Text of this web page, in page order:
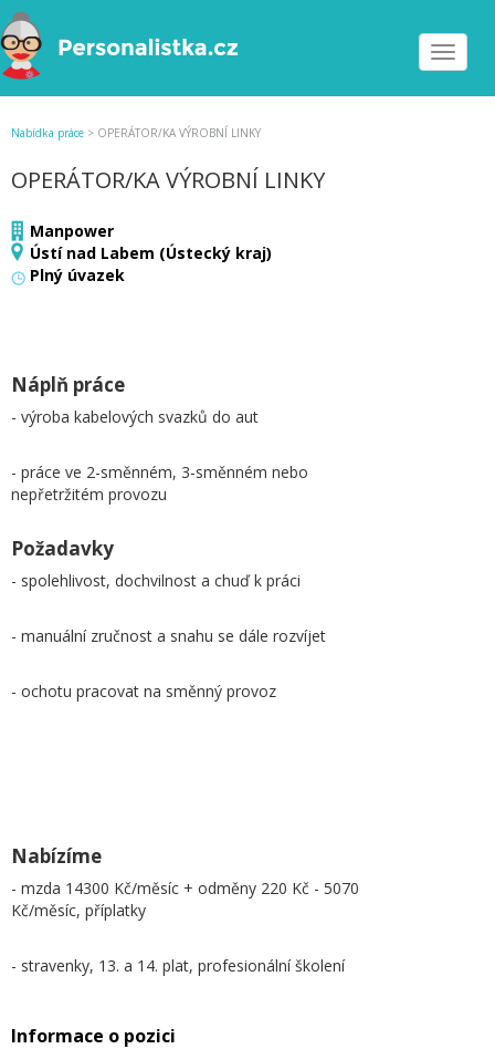
Toggle
Nabídka práce > OPERÁTOR/KA VÝROBNÍ LINKY
OPERÁTOR/KA VÝROBNÍ LINKY
Manpower
Ústí nad Labem (Ústecký kraj)
Plný úvazek
Náplň práce
- výroba kabelových svazků do aut
- práce ve 2-směnném, 3-směnném nebo
nepřetržitém provozu
Požadavky
- spolehlivost, dochvilnost a chuď k práci
- manuální zručnost a snahu se dále rozvíjet
- ochotu pracovat na směnný provoz
Nabízíme
- mzda 14300 Kč/měsíc + odměny 220 Kč - 5070
Kč/měsíc, příplatky
- stravenky, 13. a 14. plat, profesionální školení
Informace o pozici